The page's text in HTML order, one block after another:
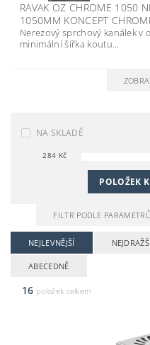
RAVAK OZ CHROME 1050
1050MM KONCEPT
Nerezový sprchový kanálek v
minimální šířka koutu...
NA SKLADĚ
284 Kč
POLOŽEK
FILTR PODLE
NEJLEVNĚJŠÍ
ABECEDNĚ
16 položek celkem